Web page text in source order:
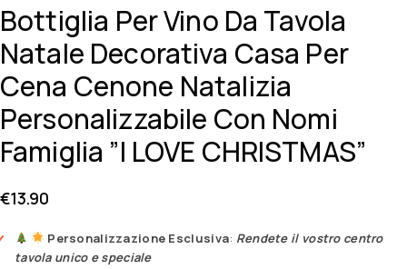
Bottiglia Per Vino Da Tavola
Natale Decorativa Casa Per
Cena Cenone Natalizia
Personalizzabile Con Nomi
Famiglia ”I LOVE CHRISTMAS”
€13.90
Personalizzazione Esclusiva: Rendete il vostro centro
tavola unico e speciale